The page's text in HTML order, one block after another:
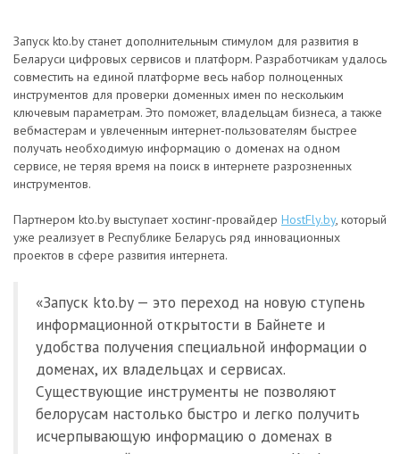
Запуск kto.by станет дополнительным стимулом для развития в
Беларуси цифровых сервисов и платформ. Разработчикам удалось
совместить на единой платформе весь набор полноценных
инструментов для проверки доменных имен по нескольким
ключевым параметрам. Это поможет, владельцам бизнеса, а также
вебмастерам и увлеченным интернет-пользователям быстрее
получать необходимую информацию о доменах на одном
сервисе, не теряя время на поиск в интернете разрозненных
инструментов.
Партнером kto.by выступает хостинг-провайдер HostFly.by, который
уже реализует в Республике Беларусь ряд инновационных
проектов в сфере развития интернета.
«Запуск kto.by — это переход на новую ступень
информационной открытости в Байнете и
удобства получения специальной информации о
доменах, их владельцах и сервисах.
Существующие инструменты не позволяют
белорусам настолько быстро и легко получить
исчерпывающую информацию о доменах в